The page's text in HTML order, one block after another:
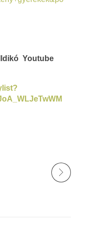
Youtube